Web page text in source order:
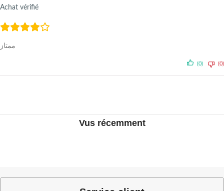
Achat vérifié
ممتاز
(0) (0)
Vus récemment